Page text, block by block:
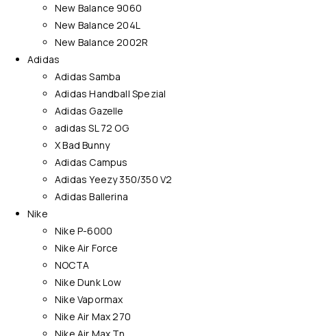
New Balance 9060
New Balance 204L
New Balance 2002R
Adidas
Adidas Samba
Adidas Handball Spezial
Adidas Gazelle
adidas SL 72 OG
X Bad Bunny
Adidas Campus
Adidas Yeezy 350/350 V2
Adidas Ballerina
Nike
Nike P-6000
Nike Air Force
NOCTA
Nike Dunk Low
Nike Vapormax
Nike Air Max 270